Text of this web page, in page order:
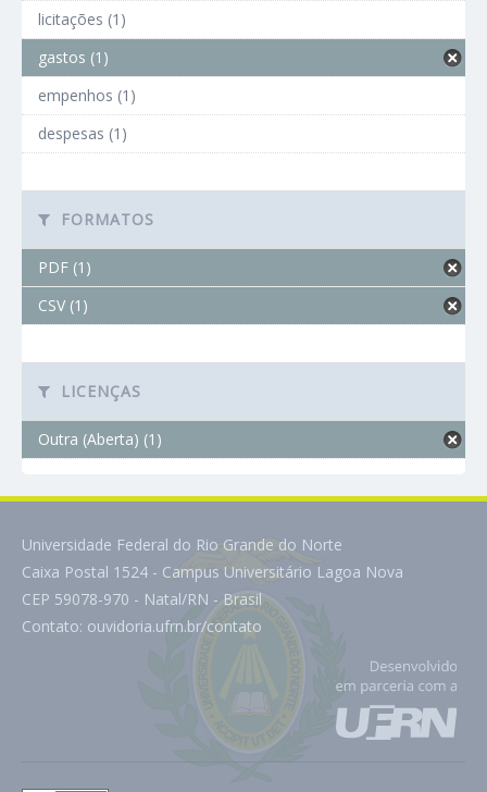
licitações (1)
gastos (1)
empenhos (1)
despesas (1)
FORMATOS
PDF (1)
CSV (1)
LICENÇAS
Outra (Aberta) (1)
Universidade Federal do Rio Grande do Norte
Caixa Postal 1524 - Campus Universitário Lagoa Nova
CEP 59078-970 - Natal/RN - Brasil
Contato: ouvidoria.ufrn.br/contato